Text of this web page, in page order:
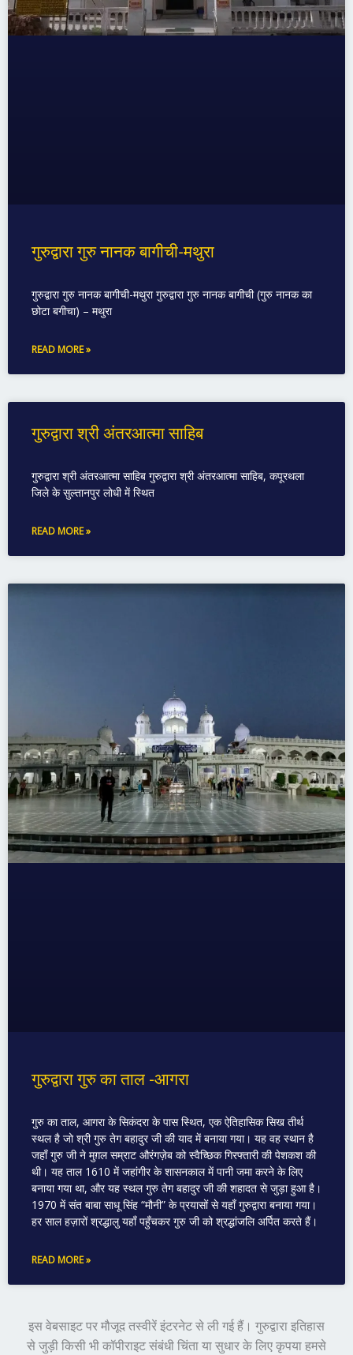
गुरुद्वारा गुरु नानक बागीची-मथुरा
गुरुद्वारा गुरु नानक बागीची-मथुरा गुरुद्वारा गुरु नानक बागीची (गुरु नानक का
छोटा बगीचा) – मथुरा
READ MORE »
गुरुद्वारा श्री अंतरआत्मा साहिब
गुरुद्वारा श्री अंतरआत्मा साहिब गुरुद्वारा श्री अंतरआत्मा साहिब, कपूरथला
जिले के सुल्तानपुर लोधी में स्थित
READ MORE »
गुरुद्वारा गुरु का ताल -आगरा
गुरु का ताल, आगरा के सिकंदरा के पास स्थित, एक ऐतिहासिक सिख तीर्थ
स्थल है जो श्री गुरु तेग बहादुर जी की याद में बनाया गया। यह वह स्थान है
जहाँ गुरु जी ने मुग़ल सम्राट औरंगज़ेब को स्वैच्छिक गिरफ्तारी की पेशकश की
थी। यह ताल 1610 में जहांगीर के शासनकाल में पानी जमा करने के लिए
बनाया गया था, और यह स्थल गुरु तेग बहादुर जी की शहादत से जुड़ा हुआ है।
1970 में संत बाबा साधू सिंह “मौनी” के प्रयासों से यहाँ गुरुद्वारा बनाया गया।
हर साल हज़ारों श्रद्धालु यहाँ पहुँचकर गुरु जी को श्रद्धांजलि अर्पित करते हैं।
READ MORE »
इस वेबसाइट पर मौजूद तस्वीरें इंटरनेट से ली गई हैं। गुरुद्वारा इतिहास
से जुड़ी किसी भी कॉपीराइट संबंधी चिंता या सुधार के लिए कृपया हमसे